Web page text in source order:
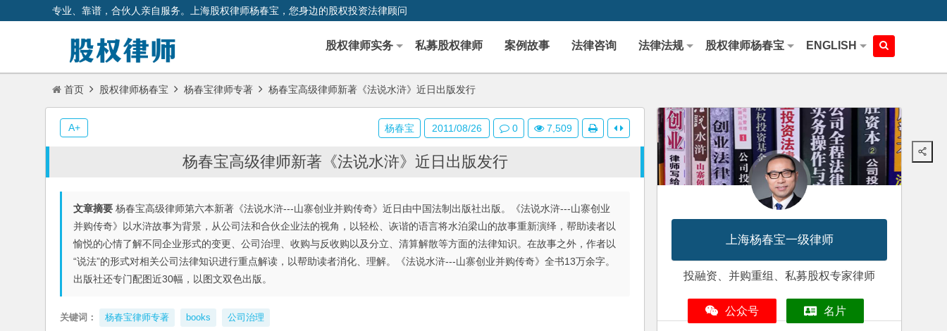
专业、靠谱，合伙人亲自服务。上海股权律师杨春宝，您身边的股权投资法律顾问
股权律师实务 私募股权律师 案例故事 法律咨询 法律法规 股权律师杨春宝 ENGLISH
首页 股权律师杨春宝 杨春宝律师专著 杨春宝高级律师新著《法说水浒》近日出版发行
杨春宝高级律师新著《法说水浒》近日出版发行
文章摘要 杨春宝高级律师第六本新著《法说水浒---山寨创业并购传奇》近日由中国法制出版社出版。《法说水浒---山寨创业
并购传奇》以水浒故事为背景，从公司法和合伙企业法的视角，以轻松、诙谐的语言将水泊梁山的故事重新演绎，帮助读者以
愉悦的心情了解不同企业形式的变更、公司治理、收购与反收购以及分立、清算解散等方面的法律知识。在故事之外，作者以
“说法”的形式对相关公司法律知识进行重点解读，以帮助读者消化、理解。《法说水浒---山寨创业并购传奇》全书13万余字。
出版社还专门配图近30幅，以图文双色出版。
关键词： 杨春宝律师专著 books 公司治理
杨春宝 2011/08/26 0 7,509
A+
上海杨春宝一级律师
投融资、并购重组、私募股权专家律师
公众号 名片